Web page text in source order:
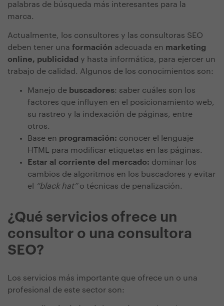
palabras de búsqueda más interesantes para la
marca.
Actualmente, los consultores y las consultoras SEO
deben tener una formación adecuada en marketing
online, publicidad y hasta informática, para ejercer un
trabajo de calidad. Algunos de los conocimientos son:
Manejo de buscadores: saber cuáles son los
factores que influyen en el posicionamiento web,
su rastreo y la indexación de páginas, entre
otros.
Base en programación: conocer el lenguaje
HTML para modificar etiquetas en las páginas.
Estar al corriente del mercado: dominar los
cambios de algoritmos en los buscadores y evitar
el
“black hat”o técnicas de penalización.
¿Qué servicios ofrece un
consultor o una consultora
SEO?
Los servicios más importante que ofrece un o una
profesional de este sector son: